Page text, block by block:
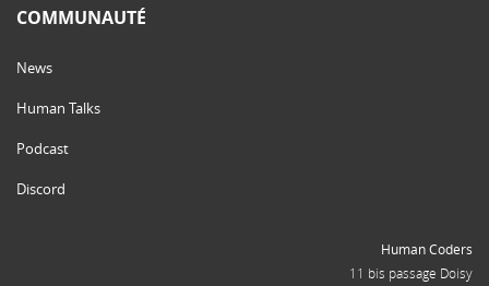
COMMUNAUTÉ
News
Human Talks
Podcast
Discord
Human Coders
11 bis passage Doisy